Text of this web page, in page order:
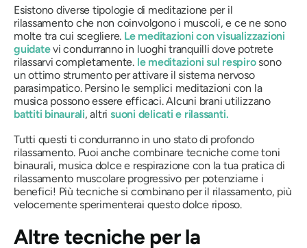
Esistono diverse tipologie di meditazione per il
rilassamento che non coinvolgono i muscoli, e ce ne sono
molte tra cui scegliere. Le meditazioni con visualizzazioni
guidatevi condurranno in luoghi tranquilli dove potrete
rilassarvi completamente. le meditazioni sul respirosono
un ottimo strumento per attivare il sistema nervoso
parasimpatico. Persino le semplici meditazioni con la
musica possono essere efficaci. Alcuni brani utilizzano
battiti binaurali, altrisuoni delicati e rilassanti.
Tutti questi ti condurranno in uno stato di profondo
rilassamento. Puoi anche combinare tecniche come toni
binaurali, musica dolce e respirazione con la tua pratica di
rilassamento muscolare progressivo per potenziarne i
benefici! Più tecniche si combinano per il rilassamento, più
velocemente sperimenterai questo dolce riposo.
Altre tecniche per la